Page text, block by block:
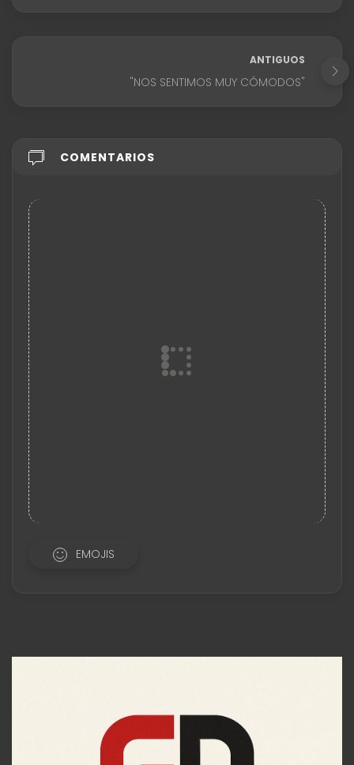
ANTIGUOS
"NOS SENTIMOS MUY CÓMODOS"
COMENTARIOS
EMOJIS